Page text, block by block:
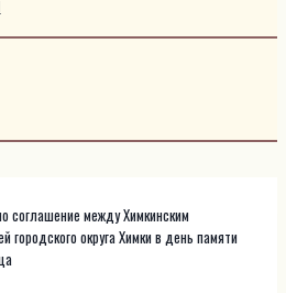
соглашение между Химкинским
городского округа Химки в день памяти